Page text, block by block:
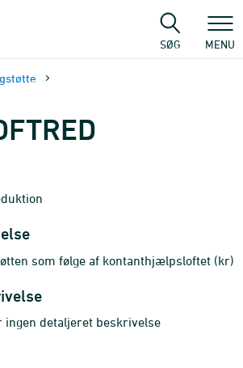
SØG MENU
som følge af kontanthjælpsloftet (kr)
ingen detaljeret beskrivelse